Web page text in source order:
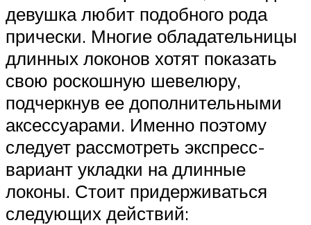
девушка любит подобного рода
прически. Многие обладательницы
длинных локонов хотят показать
свою роскошную шевелюру,
подчеркнув ее дополнительными
аксессуарами. Именно поэтому
следует рассмотреть экспресс-
вариант укладки на длинные
локоны. Стоит придерживаться
следующих действий: